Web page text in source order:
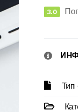
3.0
Тип